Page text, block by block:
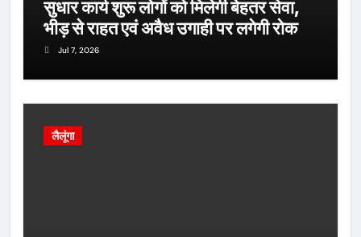
सुधार कार्य शुरू लोगों को मिलेगी बेहतर सेवा,
भीड़ से राहत एवं अवैध उगाही पर लगेगी रोक
Jul 7, 2026
लैलूंगा